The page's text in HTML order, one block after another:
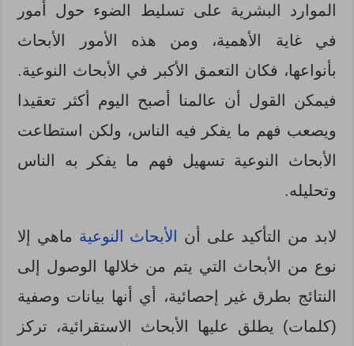
الموارد البشرية على تسليط الضوء حول أمور
في غاية الأهمية، ومن هذه الأمور الأبحاث
بأنواعها، فكان التعمق الأكبر في الأبحاث النوعية.
فيمكن القول أن عالمنا أصبح اليوم أكثر تعقيدا
ويصعب فهم ما يفكر فيه الناس، ولكن استطاعت
الأبحاث النوعية تسهيل فهم ما يفكر به الناس
وتحليله.
لابد من التأكيد على أن الأبحاث النوعية ماهي إلا
نوع من الأبحاث التي يتم من خلالها الوصول إلى
النتائج بطرق غير إحصائية، أي أنها بيانات وصفية
(كلمات) يطلق عليها الأبحاث الاستقرائية، تركز